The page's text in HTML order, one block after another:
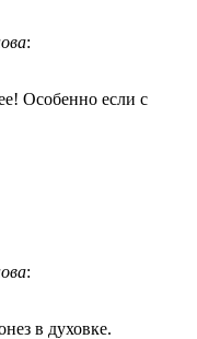
:
Особенно если с
:
в духовке.